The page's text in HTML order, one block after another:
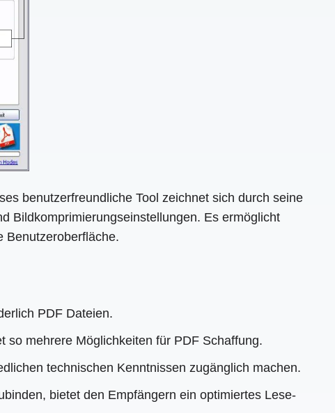
benutzerfreundliche Tool zeichnet sich durch seine
Bildkomprimierungseinstellungen. Es ermöglicht
Benutzeroberfläche.
PDF Dateien.
so mehrere Möglichkeiten für PDF Schaffung.
technischen Kenntnissen zugänglich machen.
bietet den Empfängern ein optimiertes Lese-